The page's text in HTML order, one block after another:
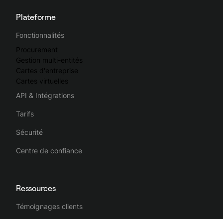
Plateforme
Fonctionnalités
Procurement
Gestion multi-entités
Cartes d'entreprise
Cartes virtuelles
API & Intégrations
Tarifs
Sécurité
Centre de confiance
Ressources
Témoignages clients